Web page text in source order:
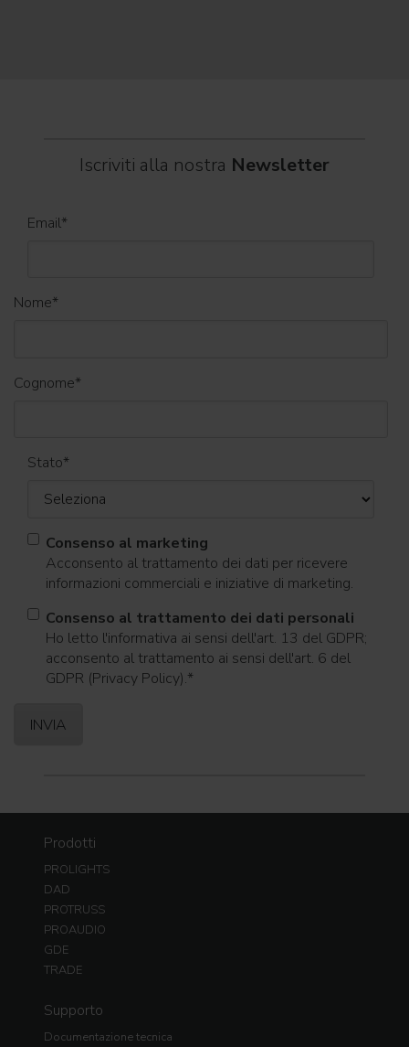
Iscriviti alla nostra Newsletter
Email*
Nome*
Cognome*
Stato*
Consenso al marketing
Acconsento al trattamento dei dati per ricevere
informazioni commerciali e iniziative di marketing.
Consenso al trattamento dei dati personali
Ho letto l'informativa ai sensi dell'art. 13 del GDPR;
acconsento al trattamento ai sensi dell'art. 6 del
GDPR (Privacy Policy).*
Prodotti
PROLIGHTS
DAD
PROTRUSS
PROAUDIO
GDE
TRADE
Supporto
Documentazione tecnica